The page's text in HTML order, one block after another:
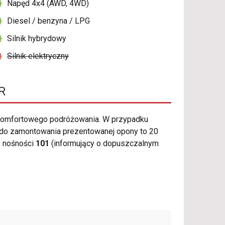
Napęd 4x4 (AWD, 4WD)
Diesel / benzyna / LPG
Silnik hybrydowy
Silnik elektryczny
podróżowania. W przypadku
zamontowania prezentowanej opony to 20
101 (informujący o dopuszczalnym